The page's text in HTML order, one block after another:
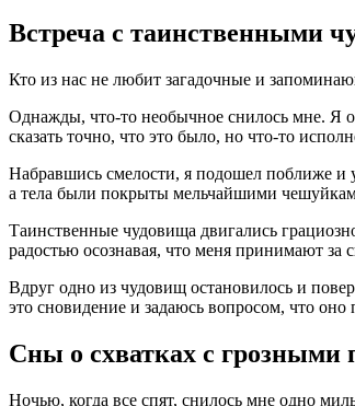
Встреча с таинственными
Кто из нас не любит загадочные и
Однажды, что-то необычное снилось мне. Я
сказать точно, что это было, но что-то
Набравшись смелости, я подошел поближе и
а тела были покрыты мельчайшими
Таинственные чудовища двигались
радостью осознавая, что меня принимают за
Вдруг одно из чудовищ остановилось и
это сновидение и задаюсь вопросом, что оно
Сны о схватках с грозными
Ночью, когда все спят, снилось мне одно